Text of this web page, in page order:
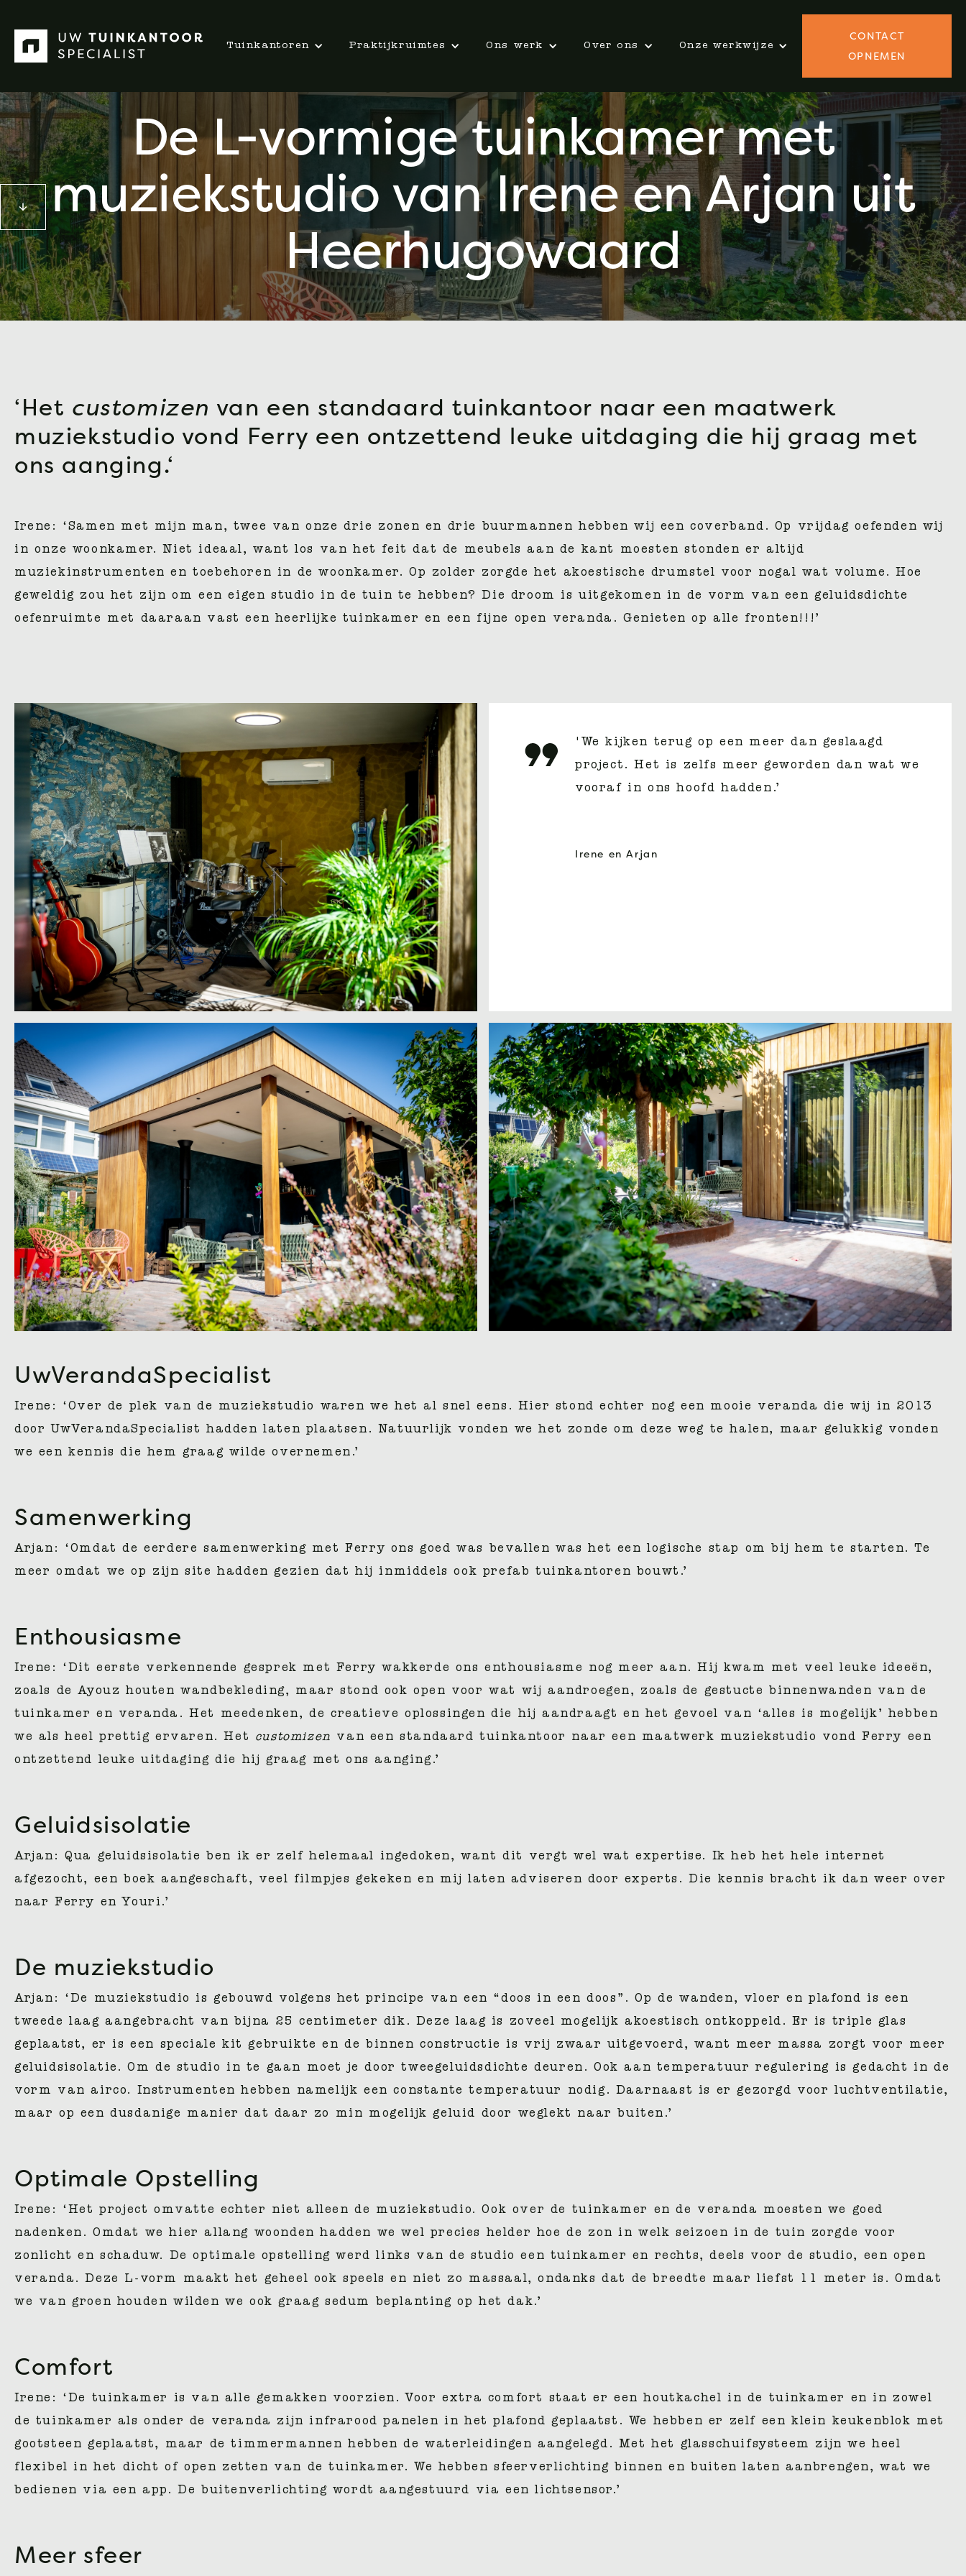
Tuinkantoren Praktijkruimtes Ons werk Over ons Onze werkwijze
CONTACT
OPNEMEN
De L-vormige tuinkamer met
muziekstudio van Irene en Arjan uit
Heerhugowaard
‘Het customizen van een standaard tuinkantoor naar een maatwerk
muziekstudio vond Ferry een ontzettend leuke uitdaging die hij graag met
ons aanging.‘
Irene: ‘Samen met mijn man, twee van onze drie zonen en drie buurmannen hebben wij een coverband. Op vrijdag oefenden wij
in onze woonkamer. Niet ideaal, want los van het feit dat de meubels aan de kant moesten stonden er altijd
muziekinstrumenten en toebehoren in de woonkamer. Op zolder zorgde het akoestische drumstel voor nogal wat volume. Hoe
geweldig zou het zijn om een eigen studio in de tuin te hebben? Die droom is uitgekomen in de vorm van een geluidsdichte
oefenruimte met daaraan vast een heerlijke tuinkamer en een fijne open veranda. Genieten op alle fronten!!!’
'We kijken terug op een meer dan geslaagd
project. Het is zelfs meer geworden dan wat we
vooraf in ons hoofd hadden.’
Irene en Arjan
UwVerandaSpecialist
Irene: ‘Over de plek van de muziekstudio waren we het al snel eens. Hier stond echter nog een mooie veranda die wij in 2013
door UwVerandaSpecialist hadden laten plaatsen. Natuurlijk vonden we het zonde om deze weg te halen, maar gelukkig vonden
we een kennis die hem graag wilde overnemen.’
Samenwerking
Arjan: ‘Omdat de eerdere samenwerking met Ferry ons goed was bevallen was het een logische stap om bij hem te starten. Te
meer omdat we op zijn site hadden gezien dat hij inmiddels ook prefab tuinkantoren bouwt.’
Enthousiasme
Irene: ‘Dit eerste verkennende gesprek met Ferry wakkerde ons enthousiasme nog meer aan. Hij kwam met veel leuke ideeën,
zoals de Ayouz houten wandbekleding, maar stond ook open voor wat wij aandroegen, zoals de gestucte binnenwanden van de
tuinkamer en veranda. Het meedenken, de creatieve oplossingen die hij aandraagt en het gevoel van ‘alles is mogelijk’ hebben
we als heel prettig ervaren. Het customizen van een standaard tuinkantoor naar een maatwerk muziekstudio vond Ferry een
ontzettend leuke uitdaging die hij graag met ons aanging.’
Geluidsisolatie
Arjan: Qua geluidsisolatie ben ik er zelf helemaal ingedoken, want dit vergt wel wat expertise. Ik heb het hele internet
afgezocht, een boek aangeschaft, veel filmpjes gekeken en mij laten adviseren door experts. Die kennis bracht ik dan weer over
naar Ferry en Youri.’
De muziekstudio
Arjan: ‘De muziekstudio is gebouwd volgens het principe van een “doos in een doos”. Op de wanden, vloer en plafond is een
tweede laag aangebracht van bijna 25 centimeter dik. Deze laag is zoveel mogelijk akoestisch ontkoppeld. Er is triple glas
geplaatst, er is een speciale kit gebruikte en de binnen constructie is vrij zwaar uitgevoerd, want meer massa zorgt voor meer
geluidsisolatie. Om de studio in te gaan moet je door tweegeluidsdichte deuren. Ook aan temperatuur regulering is gedacht in de
vorm van airco. Instrumenten hebben namelijk een constante temperatuur nodig. Daarnaast is er gezorgd voor luchtventilatie,
maar op een dusdanige manier dat daar zo min mogelijk geluid door weglekt naar buiten.’
Optimale Opstelling
Irene: ‘Het project omvatte echter niet alleen de muziekstudio. Ook over de tuinkamer en de veranda moesten we goed
nadenken. Omdat we hier allang woonden hadden we wel precies helder hoe de zon in welk seizoen in de tuin zorgde voor
zonlicht en schaduw. De optimale opstelling werd links van de studio een tuinkamer en rechts, deels voor de studio, een open
veranda. Deze L-vorm maakt het geheel ook speels en niet zo massaal, ondanks dat de breedte maar liefst 11 meter is. Omdat
we van groen houden wilden we ook graag sedum beplanting op het dak.’
Comfort
Irene: ‘De tuinkamer is van alle gemakken voorzien. Voor extra comfort staat er een houtkachel in de tuinkamer en in zowel
de tuinkamer als onder de veranda zijn infrarood panelen in het plafond geplaatst. We hebben er zelf een klein keukenblok met
gootsteen geplaatst, maar de timmermannen hebben de waterleidingen aangelegd. Met het glasschuifsysteem zijn we heel
flexibel in het dicht of open zetten van de tuinkamer. We hebben sfeerverlichting binnen en buiten laten aanbrengen, wat we
bedienen via een app. De buitenverlichting wordt aangestuurd via een lichtsensor.’
Meer sfeer